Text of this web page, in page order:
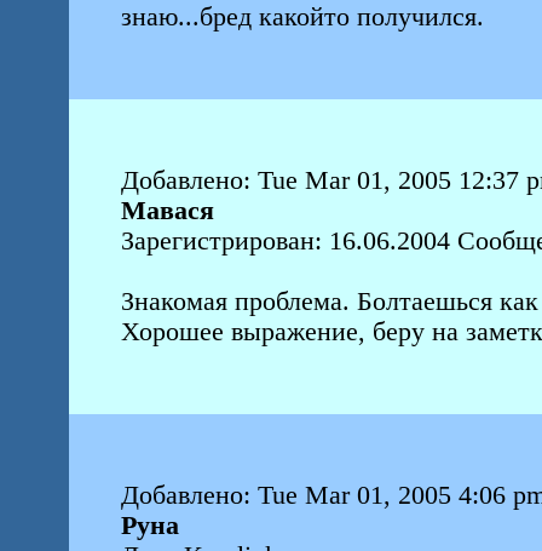
знаю...бред какойто получился.
Добавлено: Tue Mar 01, 2005 12:37
Мавася
Зарегистрирован: 16.06.2004
Знакомая проблема. Болтаешься
Хорошее выражение, беру на
Добавлено: Tue Mar 01, 2005 4:06
Руна